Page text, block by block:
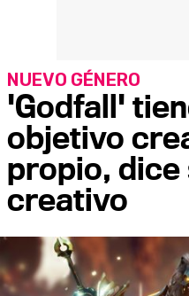
'Godfall'
objetivo
propio,
creativo
NUEVO GÉNERO